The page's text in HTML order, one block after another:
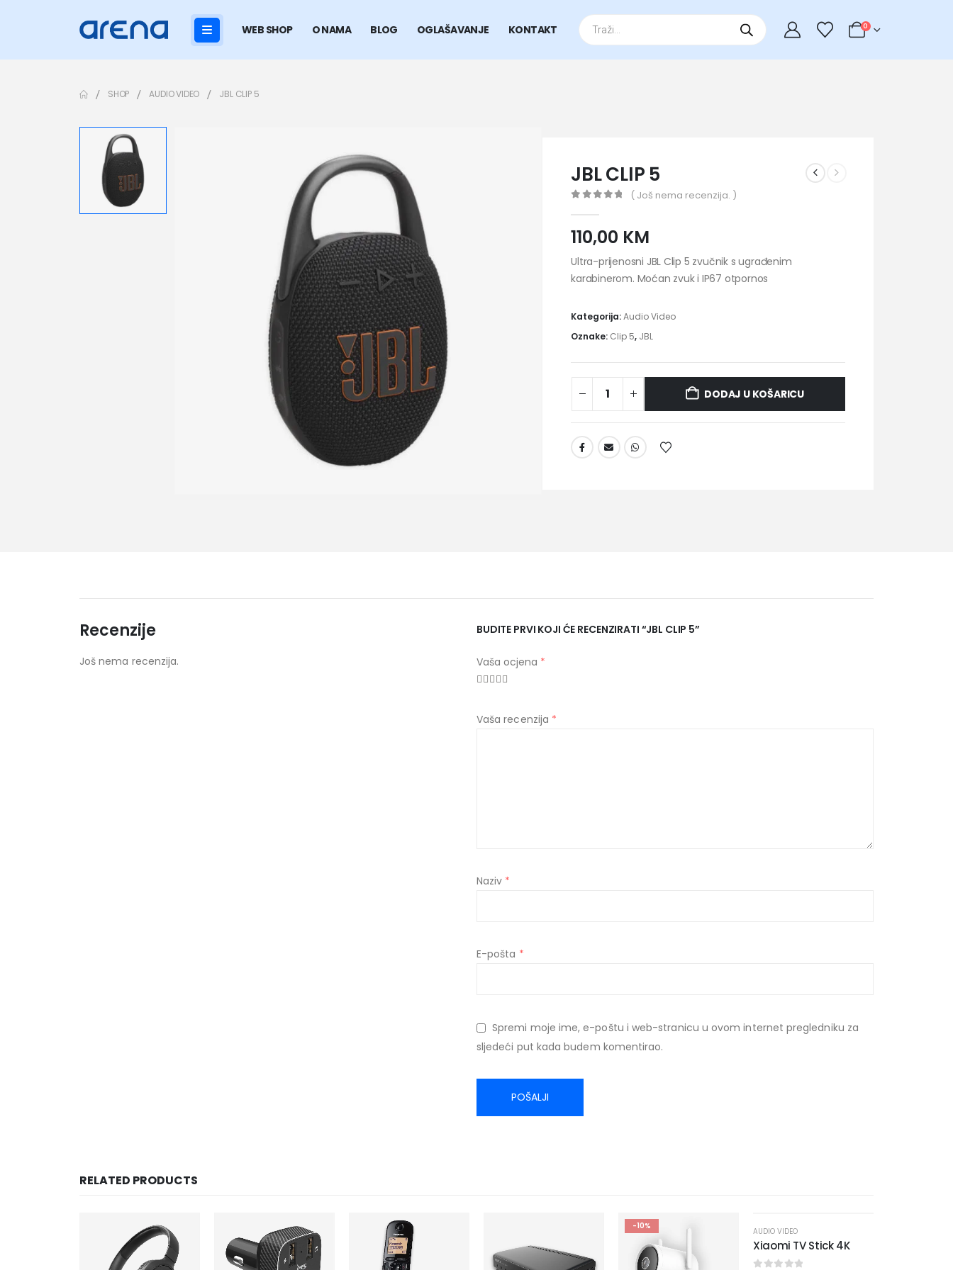
WEB SHOP O NAMA BLOG OGLAŠAVANJE KONTAKT
Products
search 0
SHOP AUDIO VIDEO JBL CLIP 5
JBL CLIP 5
( Još nema recenzija. )
110,00 KM
Ultra-prijenosni JBL Clip 5 zvučnik s ugrađenim
karabinerom. Moćan zvuk i IP67 otpornos
Kategorija:Audio Video
Oznake: Clip 5, JBL
DODAJ U KOŠARICU
Recenzije
Još nema recenzija.
BUDITE PRVI KOJI ĆE RECENZIRATI “JBL CLIP 5”
Vaša ocjena *
Vaša recenzija *
Naziv *
E-pošta *
Spremi moje ime, e-poštu i web-stranicu u ovom internet pregledniku za
sljedeći put kada budem komentirao.
RELATED PRODUCTS
-10% -10%
AUDIO VIDEO
Xiaomi TV Stick 4K